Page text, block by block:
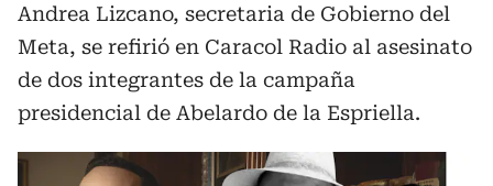
Andrea Lizcano, secretaria de Gobierno del
Meta, se refirió en Caracol Radio al asesinato
de dos integrantes de la campaña
presidencial de Abelardo de la Espriella.